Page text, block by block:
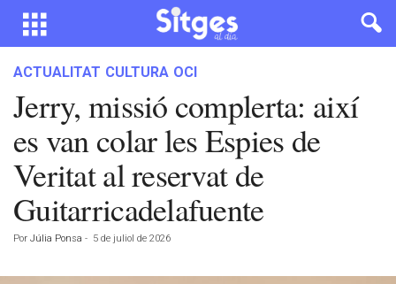
ACTUALITAT CULTURA OCI
Jerry, missió complerta: així
es van colar les Espies de
Veritat al reservat de
Guitarricadelafuente
Por Júlia Ponsa - 5 de juliol de 2026